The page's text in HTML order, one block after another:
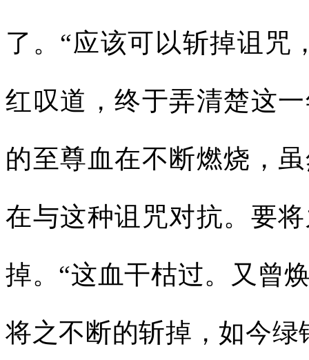
了。“应该可以斩掉诅咒
红叹道，终于弄清楚这
的至尊血在不断燃烧，
在与这种诅咒对抗。要
掉。“这血干枯过。又曾
将之不断的斩掉，如今